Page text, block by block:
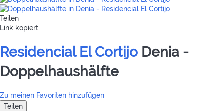
Teilen
Link kopiert
Residencial El Cortijo Denia -
Doppelhaushälfte
Zu meinen Favoriten hinzufügen
Teilen